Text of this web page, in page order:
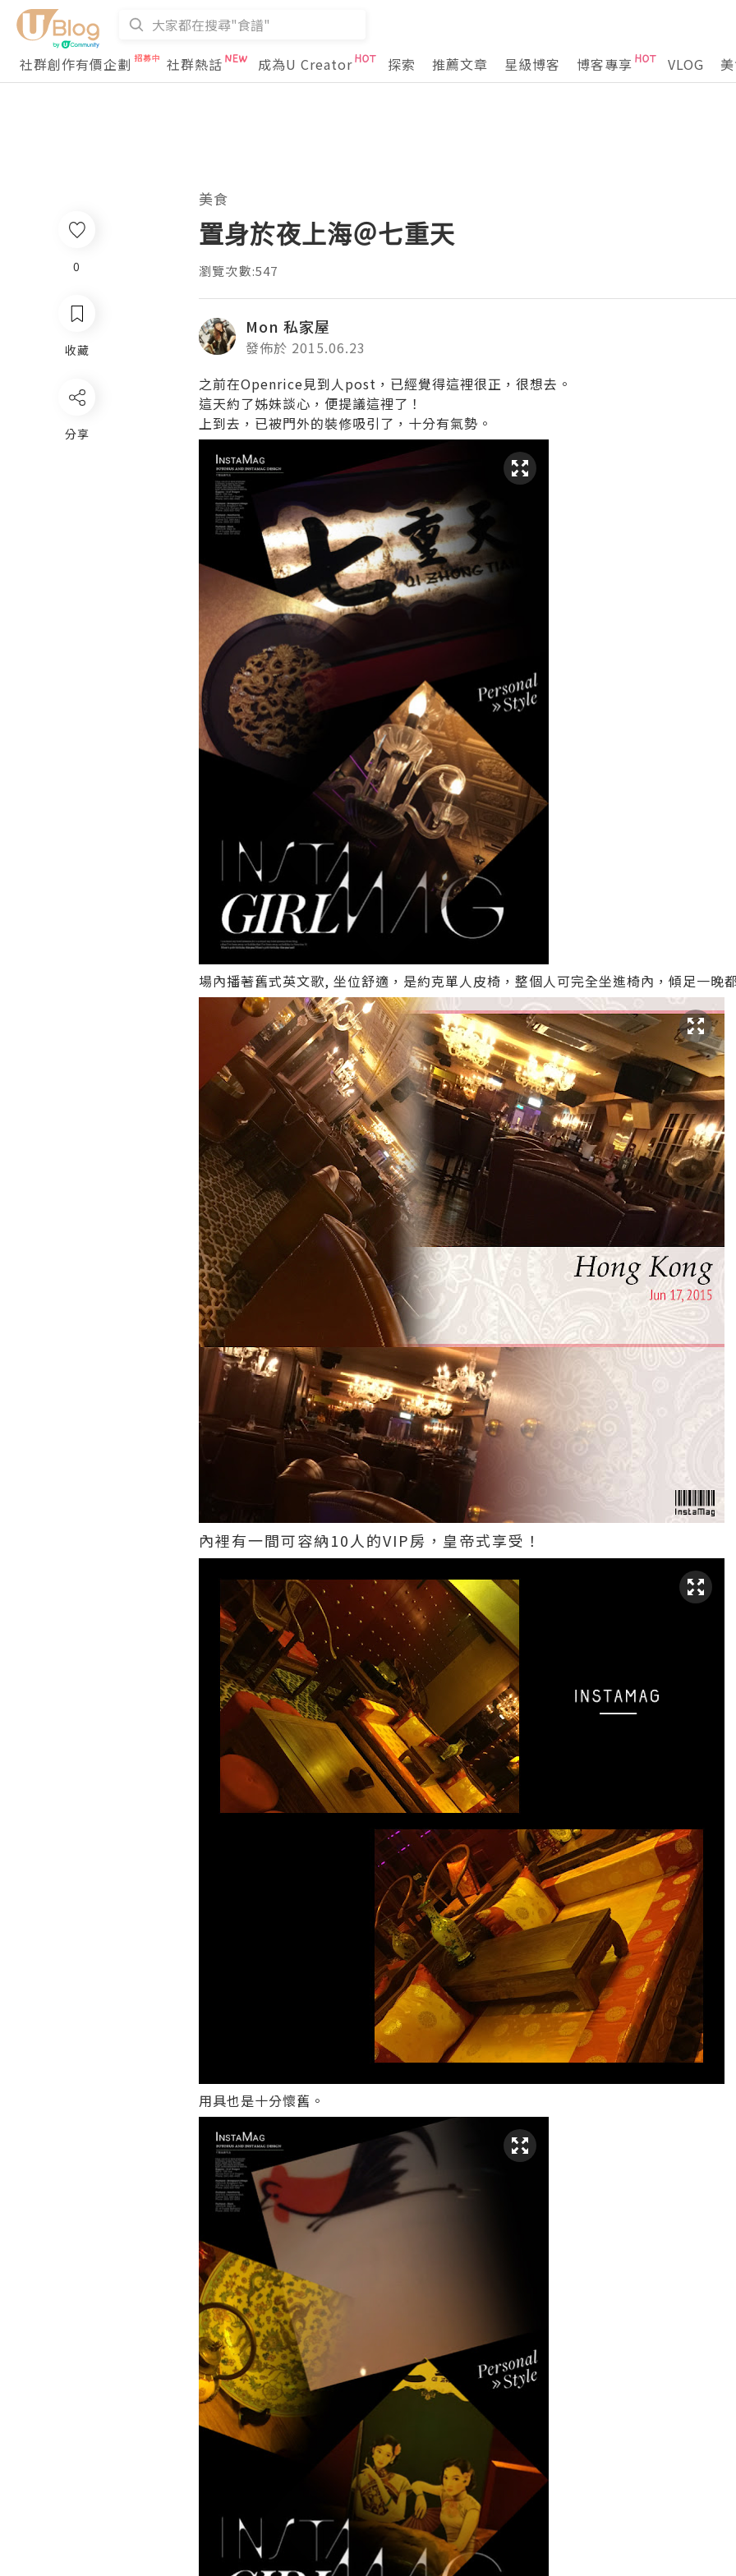
社群創作有價企劃
社群熱話 成為U Creator 探索 推薦文章 星級博客 博客專享 VLOG
0
收藏
分享
美食
置身於夜上海＠七重天
瀏覽次數:547
Mon 私家屋
發佈於 2015.06.23
之前在Openrice見到人post，已經覺得這裡很正，很想去。
這天約了姊妹談心，便提議這裡了！
上到去，已被門外的裝修吸引了，十分有氣勢。
場內播著舊式英文歌, 坐位舒適，是約克單人皮椅，整個人可完全坐進椅內，傾足一晚
內裡有一間可容納10人的VIP房，皇帝式享受！
用具也是十分懷舊。